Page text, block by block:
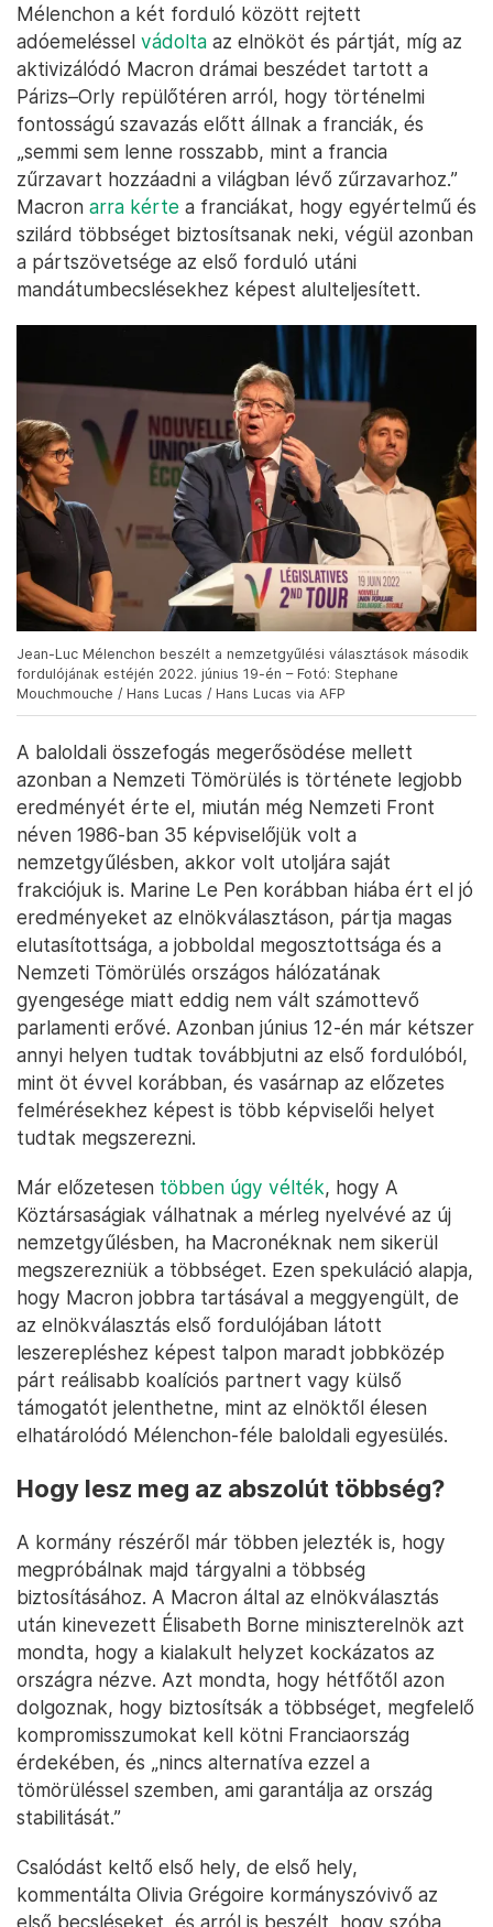
Mélenchon a két forduló között rejtett
adóemeléssel vádolta az elnököt és pártját, míg az
aktivizálódó Macron drámai beszédet tartott a
Párizs–Orly repülőtéren arról, hogy történelmi
fontosságú szavazás előtt állnak a franciák, és
„semmi sem lenne rosszabb, mint a francia
zűrzavart hozzáadni a világban lévő zűrzavarhoz.”
Macron arra kérte a franciákat, hogy egyértelmű és
szilárd többséget biztosítsanak neki, végül azonban
a pártszövetsége az első forduló utáni
mandátumbecslésekhez képest alulteljesített.
Jean-Luc Mélenchon beszélt a nemzetgyűlési választások második
fordulójának estéjén 2022. június 19-én – Fotó: Stephane
Mouchmouche / Hans Lucas / Hans Lucas via AFP
A baloldali összefogás megerősödése mellett
azonban a Nemzeti Tömörülés is története legjobb
eredményét érte el, miután még Nemzeti Front
néven 1986-ban 35 képviselőjük volt a
nemzetgyűlésben, akkor volt utoljára saját
frakciójuk is. Marine Le Pen korábban hiába ért el jó
eredményeket az elnökválasztáson, pártja magas
elutasítottsága, a jobboldal megosztottsága és a
Nemzeti Tömörülés országos hálózatának
gyengesége miatt eddig nem vált számottevő
parlamenti erővé. Azonban június 12-én már kétszer
annyi helyen tudtak továbbjutni az első fordulóból,
mint öt évvel korábban, és vasárnap az előzetes
felmérésekhez képest is több képviselői helyet
tudtak megszerezni.
Már előzetesen többen úgy vélték, hogy A
Köztársaságiak válhatnak a mérleg nyelvévé az új
nemzetgyűlésben, ha Macronéknak nem sikerül
megszerezniük a többséget. Ezen spekuláció alapja,
hogy Macron jobbra tartásával a meggyengült, de
az elnökválasztás első fordulójában látott
leszerepléshez képest talpon maradt jobbközép
párt reálisabb koalíciós partnert vagy külső
támogatót jelenthetne, mint az elnöktől élesen
elhatárolódó Mélenchon-féle baloldali egyesülés.
Hogy lesz meg az abszolút többség?
A kormány részéről már többen jelezték is, hogy
megpróbálnak majd tárgyalni a többség
biztosításához. A Macron által az elnökválasztás
után kinevezett Élisabeth Borne miniszterelnök azt
mondta, hogy a kialakult helyzet kockázatos az
országra nézve. Azt mondta, hogy hétfőtől azon
dolgoznak, hogy biztosítsák a többséget, megfelelő
kompromisszumokat kell kötni Franciaország
érdekében, és „nincs alternatíva ezzel a
tömörüléssel szemben, ami garantálja az ország
stabilitását.”
Csalódást keltő első hely, de első hely,
kommentálta Olivia Grégoire kormányszóvivő az
első becsléseket, és arról is beszélt, hogy szóba